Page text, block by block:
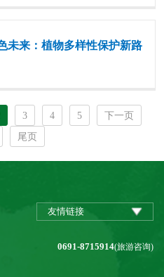
未来：植物多样性保护新路
3 4 5
下一页
尾页
友情链接
0691-8715914(旅游咨询)